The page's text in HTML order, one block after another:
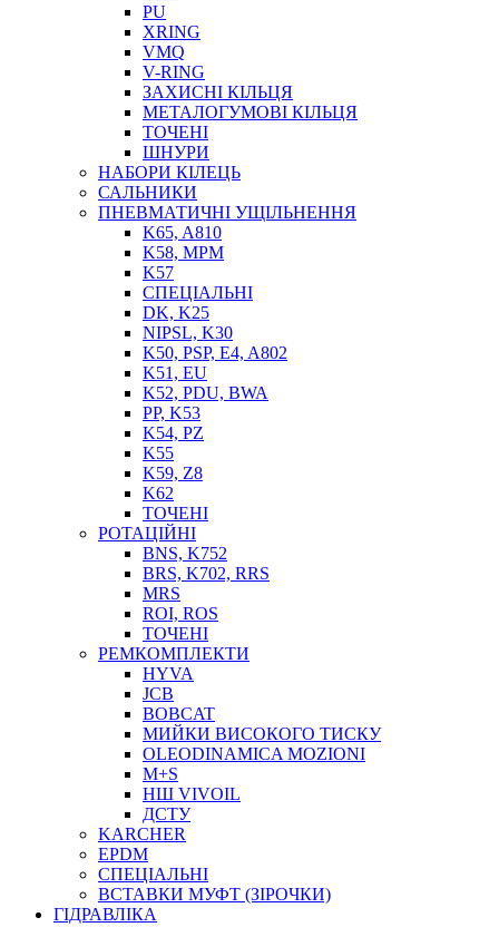
ПІСТОЛЕТИ
НАСОСИ ТА ПОМПИ
НАГНІТАЧІ
МУФТИ (НАСАДКИ) ДЛЯ ШПРИЦІВ
МАСЛЯНКИ, ЛІЙКИ
ПРЕС-МАСЛЯНКИ
ШЛАНГИ, ТРУБКИ
ШПРИЦИ МАСТИЛЬНІ
ТОСОЛ, АНТИФРИЗ
ОЛИВА-ПАЛИВО
ПОВІТРЯ-ВОДА
ДЛЯ ЗВАРЮВАННЯ
НАПІРНО-ВСМОКТУЮЧІ
ФІЛЬТРИ ДЛЯ ПАЛЬНОГО
ПІДДОНИ ДЛЯ БОЧОК
МОДУЛЬНІ АЗС
МЕТРОЛОГІЧНЕ ОБЛАДНАННЯ
ЛІЧИЛЬНИКИ І ВИТРАТОМІРИ ДЛЯ ПАЛЬНОГО
КОТУШКИ ДЛЯ ШЛАНГІВ
PU
XRING
VMQ
V-RING
ЗАХИСНІ КІЛЬЦЯ
МЕТАЛОГУМОВІ КІЛЬЦЯ
ТОЧЕНІ
ШНУРИ
НАБОРИ КІЛЕЦЬ
САЛЬНИКИ
ПНЕВМАТИЧНІ УЩІЛЬНЕННЯ
K65, A810
K58, MPM
K57
СПЕЦІАЛЬНІ
DK, K25
NIPSL, K30
K50, PSP, E4, A802
K51, EU
K52, PDU, BWA
PP, K53
K54, PZ
K55
K59, Z8
K62
ТОЧЕНІ
РОТАЦІЙНІ
BNS, K752
BRS, K702, RRS
MRS
ROI, ROS
ТОЧЕНІ
РЕМКОМПЛЕКТИ
HYVA
JCB
BOBCAT
МИЙКИ ВИСОКОГО ТИСКУ
OLEODINAMICA MOZIONI
M+S
НШ VIVOIL
ДСТУ
KARCHER
EPDM
СПЕЦІАЛЬНІ
ВСТАВКИ МУФТ (ЗІРОЧКИ)
ГІДРАВЛІКА